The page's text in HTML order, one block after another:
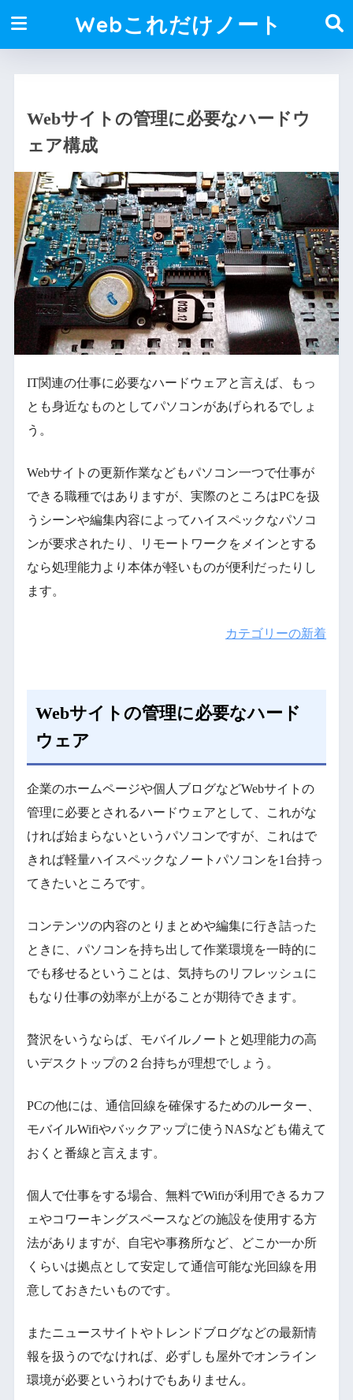
Webこれだけノート
Webサイトの管理に必要なハードウ
ェア構成
IT関連の仕事に必要なハードウェアと言えば、もっ
とも身近なものとしてパソコンがあげられるでしょ
う。
Webサイトの更新作業などもパソコン一つで仕事が
できる職種ではありますが、実際のところはPCを扱
うシーンや編集内容によってハイスペックなパソコ
ンが要求されたり、リモートワークをメインとする
なら処理能力より本体が軽いものが便利だったりし
ます。
カテゴリーの新着
Webサイトの管理に必要なハード
ウェア
企業のホームページや個人ブログなどWebサイトの
管理に必要とされるハードウェアとして、これがな
ければ始まらないというパソコンですが、これはで
きれば軽量ハイスペックなノートパソコンを1台持っ
てきたいところです。
コンテンツの内容のとりまとめや編集に行き詰った
ときに、パソコンを持ち出して作業環境を一時的に
でも移せるということは、気持ちのリフレッシュに
もなり仕事の効率が上がることが期待できます。
贅沢をいうならば、モバイルノートと処理能力の高
いデスクトップの２台持ちが理想でしょう。
PCの他には、通信回線を確保するためのルーター、
モバイルWifiやバックアップに使うNASなども備えて
おくと番線と言えます。
個人で仕事をする場合、無料でWifiが利用できるカフ
ェやコワーキングスペースなどの施設を使用する方
法がありますが、自宅や事務所など、どこか一か所
くらいは拠点として安定して通信可能な光回線を用
意しておきたいものです。
またニュースサイトやトレンドブログなどの最新情
報を扱うのでなければ、必ずしも屋外でオンライン
環境が必要というわけでもありません。